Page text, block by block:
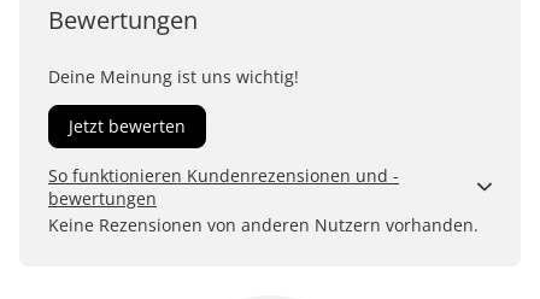
Bewertungen
Deine Meinung ist uns wichtig!
Jetzt bewerten
So funktionieren Kundenrezensionen und -
bewertungen
Kundenbewertungen sind für uns und unsere Kunden
Keine Rezensionen von anderen Nutzern vorhanden.